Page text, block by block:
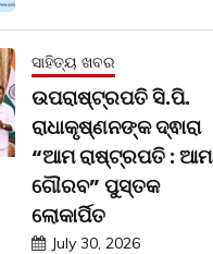
ସାହିତ୍ୟ ଖବର
ଉପରାଷ୍ଟ୍ରପତି ସି.ପି.
ରାଧାକୃଷ୍ଣନଙ୍କ ଦ୍ଵାରା
“ଆମ ରାଷ୍ଟ୍ରପତି : ଆମ
ଗୌରବ” ପୁସ୍ତକ
ଲୋକାର୍ପିତ
July 30, 2026